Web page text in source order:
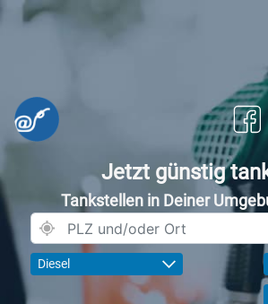
Jetzt günstig
Tankstellen in Deiner
Diesel